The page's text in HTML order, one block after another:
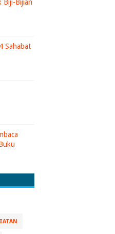
Biji-Bijian
Sahabat